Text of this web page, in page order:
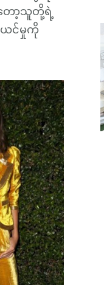
တော့သူတို့ရဲ့
ယင်မှုကို